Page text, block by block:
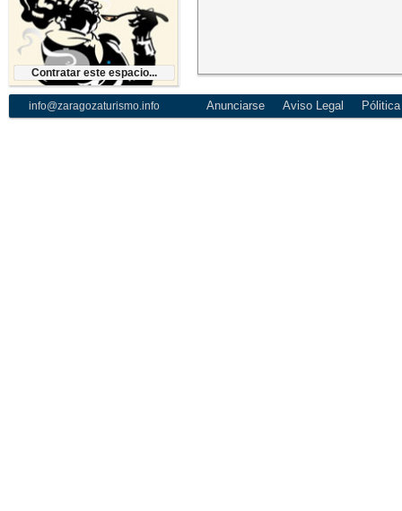
Contratar este espacio...
Páginas Web Zaragoza
Contratar este espacio...
info@zaragozaturismo.info Anunciarse Aviso Legal